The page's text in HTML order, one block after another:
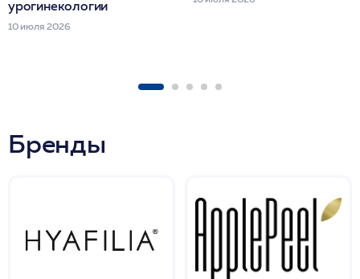
урогинекологии
10 июля 2026
Бренды